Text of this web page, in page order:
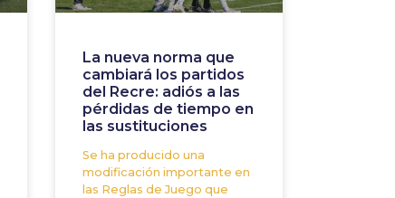
La nueva norma que
cambiará los partidos
del Recre: adiós a las
pérdidas de tiempo en
las sustituciones
Se ha producido una
modificación importante en
las Reglas de Juego que